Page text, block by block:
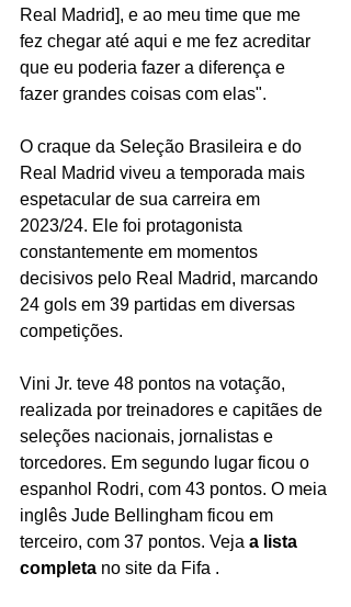
Real Madrid], e ao meu time que me
fez chegar até aqui e me fez acreditar
que eu poderia fazer a diferença e
fazer grandes coisas com elas".
O craque da Seleção Brasileira e do
Real Madrid viveu a temporada mais
espetacular de sua carreira em
2023/24. Ele foi protagonista
constantemente em momentos
decisivos pelo Real Madrid, marcando
24 gols em 39 partidas em diversas
competições.
Vini Jr. teve 48 pontos na votação,
realizada por treinadores e capitães de
seleções nacionais, jornalistas e
torcedores. Em segundo lugar ficou o
espanhol Rodri, com 43 pontos. O meia
inglês Jude Bellingham ficou em
terceiro, com 37 pontos. Veja a lista
completa no site da Fifa .